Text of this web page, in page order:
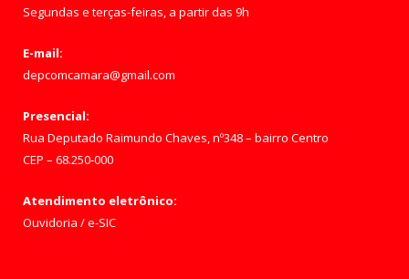
Segundas e terças-feiras, a partir das 9h
E-mail:
depcomcamara@gmail.com
Presencial:
Rua Deputado Raimundo Chaves, nº348 – bairro Centro
CEP – 68.250-000
Atendimento eletrônico:
Ouvidoria /e-SIC